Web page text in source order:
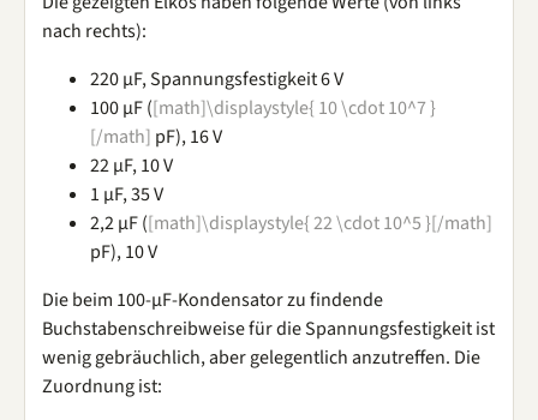
nach rechts):
220 µF, Spannungsfestigkeit 6 V
100 µF ([math]\displaystyle{ 10 \cdot 10^7 }
[/math] pF), 16 V
22 µF, 10 V
1 µF, 35 V
2,2 µF ([math]\displaystyle{ 22 \cdot 10^5 }[/math]
pF), 10 V
Die beim 100-µF-Kondensator zu findende
Buchstabenschreibweise für die Spannungsfestigkeit ist
wenig gebräuchlich, aber gelegentlich anzutreffen. Die
Zuordnung ist: